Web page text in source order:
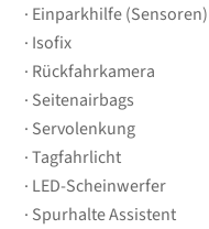
Einparkhilfe (Sensoren)
Isofix
Rückfahrkamera
Seitenairbags
Servolenkung
Tagfahrlicht
LED-Scheinwerfer
Spurhalte Assistent